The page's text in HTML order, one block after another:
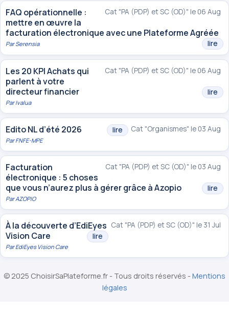
Cat "PA (PDP) et SC (OD)" le 06 Aug
FAQ opérationnelle :
mettre en œuvre la
facturation électronique avec une Plateforme Agréée
lire
ParSerensia
Cat "PA (PDP) et SC (OD)" le 06 Aug
Les 20 KPI Achats qui
parlent à votre
directeur financier
lire
ParIvalua
Cat "Organismes" le 03 Aug
Edito NL d’été 2026 lire
ParFNFE-MPE
Cat "PA (PDP) et SC (OD)" le 03 Aug
Facturation
électronique : 5 choses
que vous n’aurez plus à gérer grâce à Azopio
lire
ParAZOPIO
Cat "PA (PDP) et SC (OD)" le 31 Jul
À la découverte d’EdiEyes
Vision Care
lire
ParEdiEyes Vision Care
© 2025 ChoisirSaPlateforme.fr - Tous droits réservés -Mentions
légales